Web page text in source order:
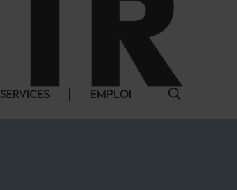
SERVICES EMPLOI